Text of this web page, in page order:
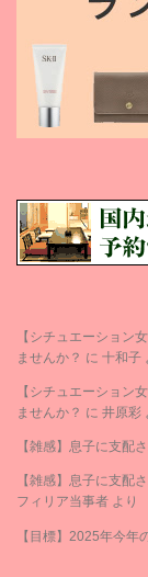
【シチュエーション
ませんか？ に 十和子
【シチュエーション
ませんか？ に 井原彩
【雑感】息子に支配
【雑感】息子に支配
フィリア当事者 より
【目標】2025年今年